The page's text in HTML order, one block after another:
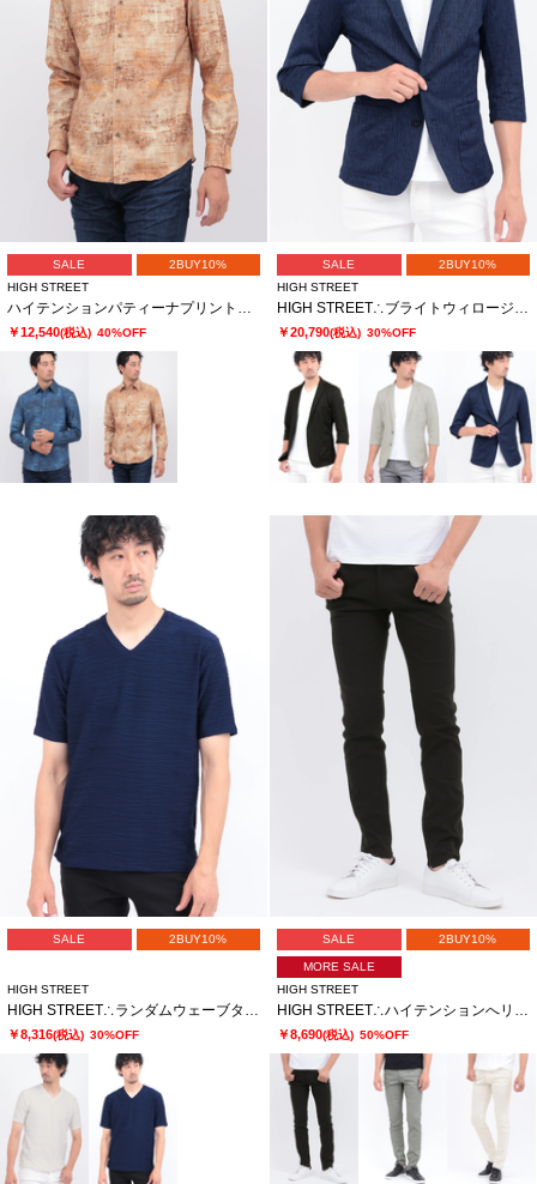
SALE
2BUY10%
HIGH STREET
￥12,540(税込) 40%OFF
SALE
2BUY10%
HIGH STREET
￥20,790(税込) 30%OFF
SALE 2BUY10%
HIGH STREET
HIGH STREET∴ランダムウェーブタック半袖Vネックカットソー
￥8,316(税込) 30%OFF
SALE 2BUY10%
MORE SALE
HIGH STREET
HIGH STREET∴ハイテンションへリンボンスリム5ポケットパンツ
￥8,690(税込) 50%OFF